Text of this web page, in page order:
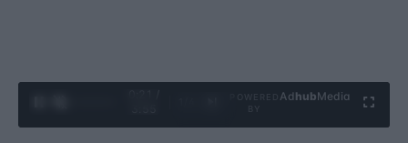
Ad hubMedia